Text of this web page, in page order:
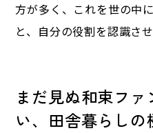
方が多く、これを世の中
と、自分の役割を認識さ
まだ見ぬ和束フ
い、田舎暮らしの